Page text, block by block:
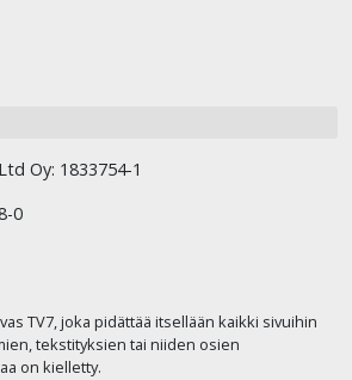
Oy: 1833754-1
0
TV7, joka pidättää itsellään kaikki sivuihin
tekstityksien tai niiden osien
on kielletty.